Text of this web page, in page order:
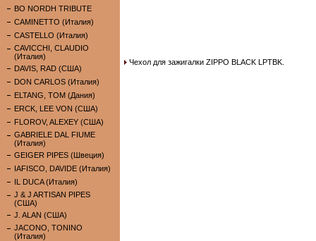
BO NORDH TRIBUTE
CAMINETTO (Италия)
CASTELLO (Италия)
CAVICCHI, CLAUDIO
(Италия)
DAVIS, RAD (США)
DON CARLOS (Италия)
ELTANG, TOM (Дания)
ERCK, LEE VON (США)
FLOROV, ALEXEY (США)
GABRIELE DAL FIUME
(Италия)
GEIGER PIPES (Швеция)
IAFISCO, DAVIDE (Италия)
IL DUCA (Италия)
J & J ARTISAN PIPES
(США)
J. ALAN (США)
JACONO, TONINO
(Италия)
Чехол для зажигалки ZIPPO BLACK LPTBK.